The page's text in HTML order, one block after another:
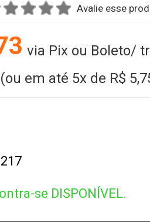
Avalie esse
via Pix ou Boleto/
(ou em até 5x de R$
se DISPONÍVEL.